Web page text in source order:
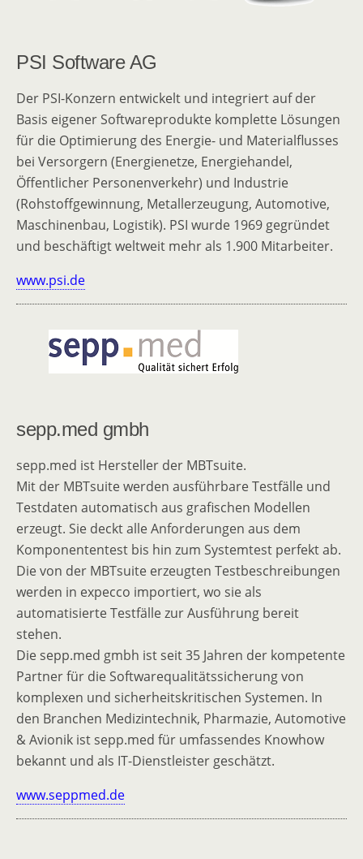
PSI Software AG
Der PSI-Konzern entwickelt und integriert auf der
Basis eigener Softwareprodukte komplette Lösungen
für die Optimierung des Energie- und Materialflusses
bei Versorgern (Energienetze, Energiehandel,
Öffentlicher Personenverkehr) und Industrie
(Rohstoffgewinnung, Metallerzeugung, Automotive,
Maschinenbau, Logistik). PSI wurde 1969 gegründet
und beschäftigt weltweit mehr als 1.900 Mitarbeiter.
www.psi.de
sepp.med gmbh
sepp.med ist Hersteller der MBTsuite.
Mit der MBTsuite werden ausführbare Testfälle und
Testdaten automatisch aus grafischen Modellen
erzeugt. Sie deckt alle Anforderungen aus dem
Komponententest bis hin zum Systemtest perfekt ab.
Die von der MBTsuite erzeugten Testbeschreibungen
werden in expecco importiert, wo sie als
automatisierte Testfälle zur Ausführung bereit
stehen.
Die sepp.med gmbh ist seit 35 Jahren der kompetente
Partner für die Softwarequalitätssicherung von
komplexen und sicherheitskritischen Systemen. In
den Branchen Medizintechnik, Pharmazie, Automotive
& Avionik ist sepp.med für umfassendes Knowhow
bekannt und als IT-Dienstleister geschätzt.
www.seppmed.de